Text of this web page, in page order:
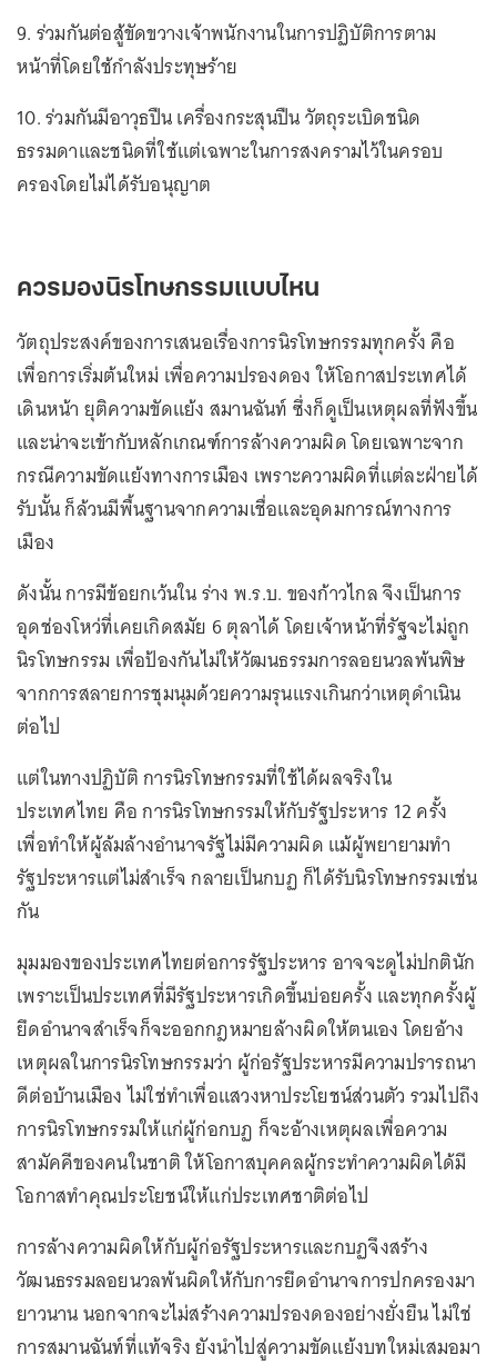
9. ร่วมกันต่อสู้ขัดขวางเจ้าพนักงานในการปฏิบัติการตาม
หน้าที่โดยใช้กำลังประทุษร้าย
10. ร่วมกันมีอาวุธปืน เครื่องกระสุนปืน วัตถุระเบิดชนิด
ธรรมดาและชนิดที่ใช้แต่เฉพาะในการสงครามไว้ในครอบ
ครองโดยไม่ได้รับอนุญาต
ควรมองนิรโทษกรรมแบบไหน
วัตถุประสงค์ของการเสนอเรื่องการนิรโทษกรรมทุกครั้ง คือ
เพื่อการเริ่มต้นใหม่ เพื่อความปรองดอง ให้โอกาสประเทศได้
เดินหน้า ยุติความขัดแย้ง สมานฉันท์ ซึ่งก็ดูเป็นเหตุผลที่ฟังขึ้น
และน่าจะเข้ากับหลักเกณฑ์การล้างความผิด โดยเฉพาะจาก
กรณีความขัดแย้งทางการเมือง เพราะความผิดที่แต่ละฝ่ายได้
รับนั้น ก็ล้วนมีพื้นฐานจากความเชื่อและอุดมการณ์ทางการ
เมือง
ดังนั้น การมีข้อยกเว้นใน ร่าง พ.ร.บ. ของก้าวไกล จึงเป็นการ
อุดช่องโหว่ที่เคยเกิดสมัย 6 ตุลาได้ โดยเจ้าหน้าที่รัฐจะไม่ถูก
นิรโทษกรรม เพื่อป้องกันไม่ให้วัฒนธรรมการลอยนวลพ้นพิษ
จากการสลายการชุมนุมด้วยความรุนแรงเกินกว่าเหตุดำเนิน
ต่อไป
แต่ในทางปฏิบัติ การนิรโทษกรรมที่ใช้ได้ผลจริงใน
ประเทศไทย คือ การนิรโทษกรรมให้กับรัฐประหาร 12 ครั้ง
เพื่อทำให้ผู้ล้มล้างอำนาจรัฐไม่มีความผิด แม้ผู้พยายามทำ
รัฐประหารแต่ไม่สำเร็จ กลายเป็นกบฏ ก็ได้รับนิรโทษกรรมเช่น
กัน
มุมมองของประเทศไทยต่อการรัฐประหาร อาจจะดูไม่ปกตินัก
เพราะเป็นประเทศที่มีรัฐประหารเกิดขึ้นบ่อยครั้ง และทุกครั้งผู้
ยึดอำนาจสำเร็จก็จะออกกฎหมายล้างผิดให้ตนเอง โดยอ้าง
เหตุผลในการนิรโทษกรรมว่า ผู้ก่อรัฐประหารมีความปรารถนา
ดีต่อบ้านเมือง ไม่ใช่ทำเพื่อแสวงหาประโยชน์ส่วนตัว รวมไปถึง
การนิรโทษกรรมให้แก่ผู้ก่อกบฏ ก็จะอ้างเหตุผลเพื่อความ
สามัคคีของคนในชาติ ให้โอกาสบุคคลผู้กระทำความผิดได้มี
โอกาสทำคุณประโยชน์ให้แก่ประเทศชาติต่อไป
การล้างความผิดให้กับผู้ก่อรัฐประหารและกบฏจึงสร้าง
วัฒนธรรมลอยนวลพ้นผิดให้กับการยึดอำนาจการปกครองมา
ยาวนาน นอกจากจะไม่สร้างความปรองดองอย่างยั่งยืน ไม่ใช่
การสมานฉันท์ที่แท้จริง ยังนำไปสู่ความขัดแย้งบทใหม่เสมอมา